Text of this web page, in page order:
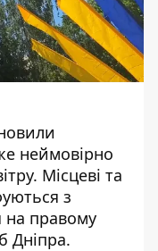
неймовірно
Місцеві та
з
правому
Дніпра.